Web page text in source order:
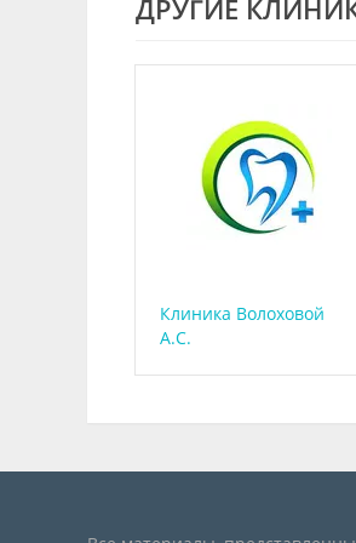
ДРУГИЕ
Клиника Волоховой
А.С.